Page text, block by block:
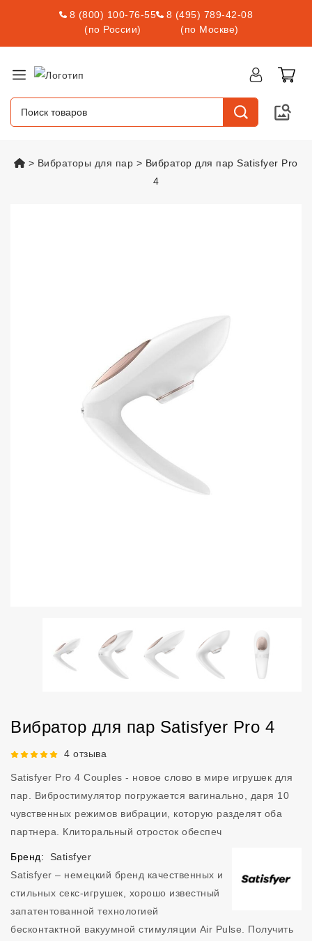
8 (800) 100-76-55
(по России)
8 (495) 789-42-08
(по Москве)
vsexshop.ru
Вибраторы для пар
Вибратор для пар Satisfyer Pro
4
Вибратор для пар Satisfyer Pro 4
Рейтинг 5 из 5.4 отзыва
Satisfyer Pro 4 Couples - новое слово в мире игрушек для
пар. Вибростимулятор погружается вагинально, даря 10
чувственных режимов вибрации, которую разделят оба
партнера. Клиторальный отросток обеспеч
Бренд:
Satisfyer
Satisfyer – немецкий бренд качественных и
стильных секс-игрушек, хорошо известный
запатентованной технологией
бесконтактной вакуумной стимуляции Air Pulse. Получить